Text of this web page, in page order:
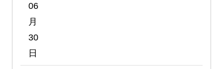
06
月
30
日